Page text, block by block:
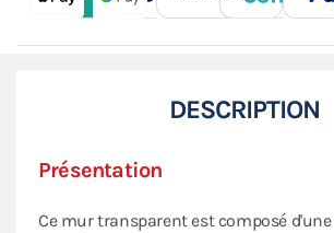
DESCRIPTION
Présentation
Ce mur transparent est composé d'une